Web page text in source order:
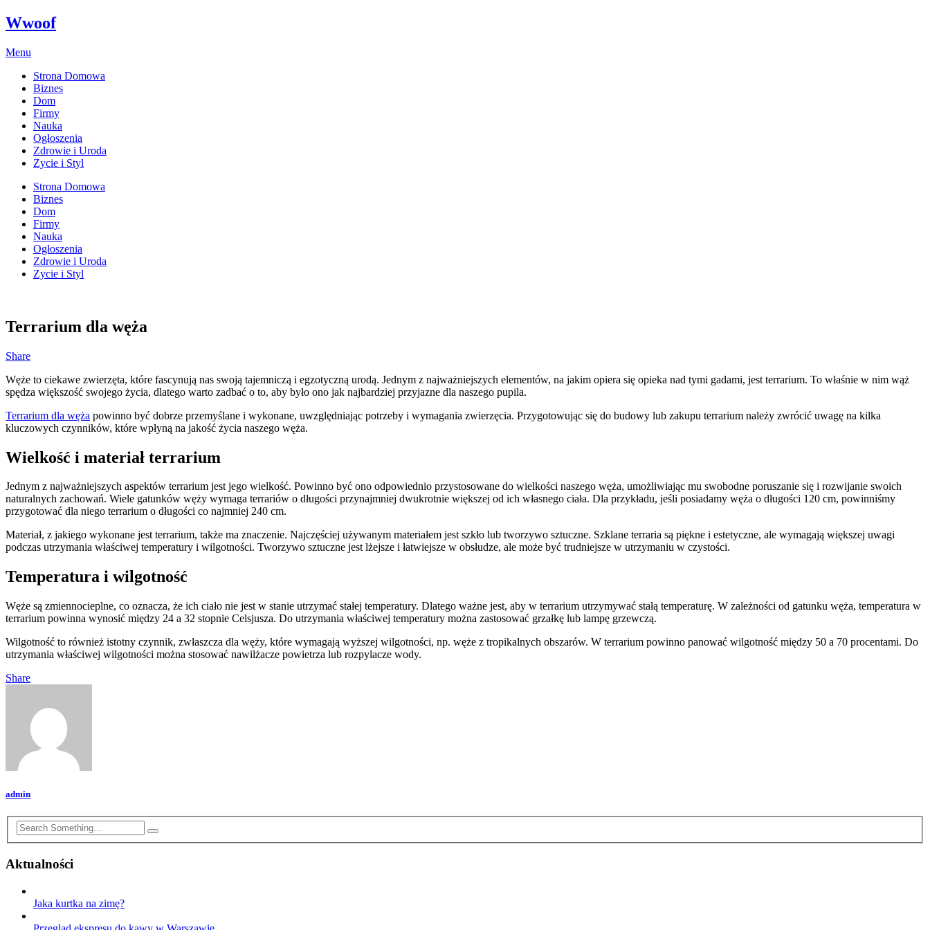
Wwoof
Menu
Strona Domowa
Biznes
Dom
Firmy
Nauka
Ogłoszenia
Zdrowie i Uroda
Zycie i Styl
Strona Domowa
Biznes
Dom
Firmy
Nauka
Ogłoszenia
Zdrowie i Uroda
Zycie i Styl
Terrarium dla węża
Share
Węże to ciekawe zwierzęta, które fascynują nas swoją tajemniczą i egzotyczną urodą. Jednym z najważniejszych elementów, na jakim opiera się opieka nad tymi gadami, jest terrarium. To właśnie w nim wąż
spędza większość swojego życia, dlatego warto zadbać o to, aby było ono jak najbardziej przyjazne dla naszego pupila.
Terrarium dla węża powinno być dobrze przemyślane i wykonane, uwzględniając potrzeby i wymagania zwierzęcia. Przygotowując się do budowy lub zakupu terrarium należy zwrócić uwagę na kilka
kluczowych czynników, które wpłyną na jakość życia naszego węża.
Wielkość i materiał terrarium
Jednym z najważniejszych aspektów terrarium jest jego wielkość. Powinno być ono odpowiednio przystosowane do wielkości naszego węża, umożliwiając mu swobodne poruszanie się i rozwijanie swoich
naturalnych zachowań. Wiele gatunków węży wymaga terrariów o długości przynajmniej dwukrotnie większej od ich własnego ciała. Dla przykładu, jeśli posiadamy węża o długości 120 cm, powinniśmy
przygotować dla niego terrarium o długości co najmniej 240 cm.
Materiał, z jakiego wykonane jest terrarium, także ma znaczenie. Najczęściej używanym materiałem jest szkło lub tworzywo sztuczne. Szklane terraria są piękne i estetyczne, ale wymagają większej uwagi
podczas utrzymania właściwej temperatury i wilgotności. Tworzywo sztuczne jest lżejsze i łatwiejsze w obsłudze, ale może być trudniejsze w utrzymaniu w czystości.
Temperatura i wilgotność
Węże są zmiennocieplne, co oznacza, że ich ciało nie jest w stanie utrzymać stałej temperatury. Dlatego ważne jest, aby w terrarium utrzymywać stałą temperaturę. W zależności od gatunku węża, temperatura w
terrarium powinna wynosić między 24 a 32 stopnie Celsjusza. Do utrzymania właściwej temperatury można zastosować grzałkę lub lampę grzewczą.
Wilgotność to również istotny czynnik, zwłaszcza dla węży, które wymagają wyższej wilgotności, np. węże z tropikalnych obszarów. W terrarium powinno panować wilgotność między 50 a 70 procentami. Do
utrzymania właściwej wilgotności można stosować nawilżacze powietrza lub rozpylacze wody.
Share
admin
Aktualności
Jaka kurtka na zimę?